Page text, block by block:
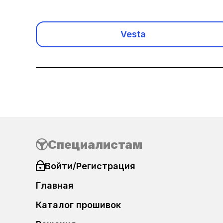
BMW
BMW Motorrad
Brilliance
Vesta
Специалистам
Войти/Регистрация
Главная
Каталог прошивок